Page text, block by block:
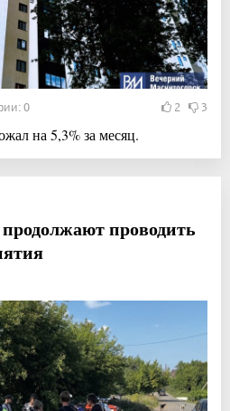
0 2 3
на 5,3% за месяц.
проводить